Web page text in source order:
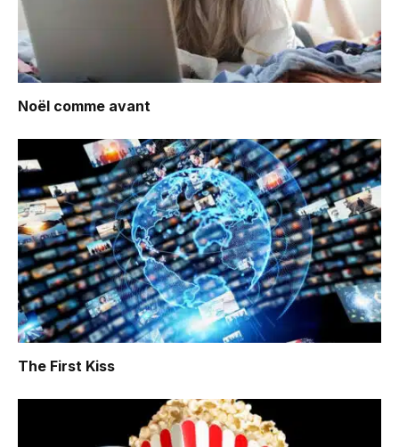
Noël comme avant
The First Kiss